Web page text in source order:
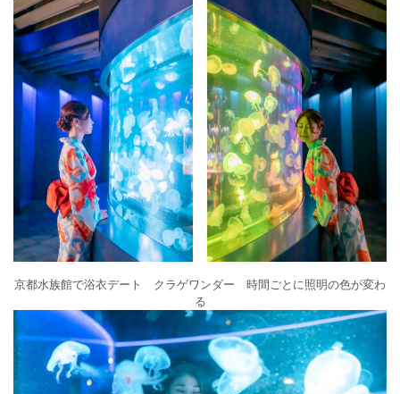
京都水族館で浴衣デート クラゲワンダー 時間ごとに照明の色が変わ
る